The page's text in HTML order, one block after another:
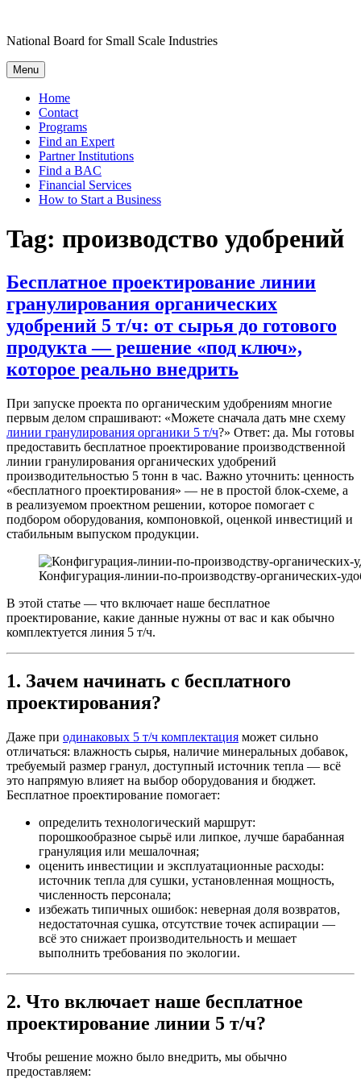
content
National Board for Small Scale Industries
Menu
Home
Contact
Programs
Find an Expert
Partner Institutions
Find a BAC
Financial Services
How to Start a Business
Tag: производство удобрений
Бесплатное проектирование линии
гранулирования органических
удобрений 5 т/ч: от сырья до готового
продукта — решение «под ключ»,
которое реально внедрить
При запуске проекта по органическим удобрениям многие
первым делом спрашивают: «Можете сначала дать мне схему
линии гранулирования органики 5 т/ч?» Ответ: да. Мы готовы
предоставить бесплатное проектирование производственной
линии гранулирования органических удобрений
производительностью 5 тонн в час. Важно уточнить: ценность
«бесплатного проектирования» — не в простой блок-схеме, а
в реализуемом проектном решении, которое помогает с
подбором оборудования, компоновкой, оценкой инвестиций и
стабильным выпуском продукции.
Конфигурация-линии-по-производству-органических-
В этой статье — что включает наше бесплатное
проектирование, какие данные нужны от вас и как обычно
комплектуется линия 5 т/ч.
1. Зачем начинать с бесплатного
проектирования?
Даже при одинаковых 5 т/ч комплектация может сильно
отличаться: влажность сырья, наличие минеральных добавок,
требуемый размер гранул, доступный источник тепла — всё
это напрямую влияет на выбор оборудования и бюджет.
Бесплатное проектирование помогает:
определить технологический маршрут:
порошкообразное сырьё или липкое, лучше барабанная
грануляция или мешалочная;
оценить инвестиции и эксплуатационные расходы:
источник тепла для сушки, установленная мощность,
численность персонала;
избежать типичных ошибок: неверная доля возвратов,
недостаточная сушка, отсутствие точек аспирации —
всё это снижает производительность и мешает
выполнить требования по экологии.
2. Что включает наше бесплатное
проектирование линии 5 т/ч?
Чтобы решение можно было внедрить, мы обычно
предоставляем: